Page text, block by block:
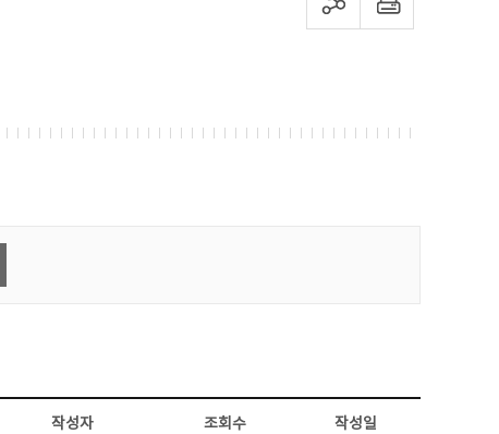
sns 공유하기 프린트하기
작성자 조회수 작성일